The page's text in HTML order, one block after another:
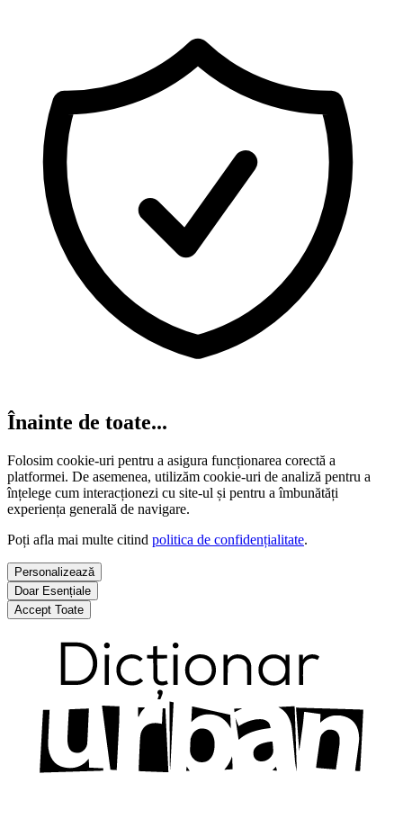
Înainte de toate...
Folosim cookie-uri pentru a asigura funcționarea corectă a
platformei. De asemenea, utilizăm cookie-uri de analiză pentru a
înțelege cum interacționezi cu site-ul și pentru a îmbunătăți
experiența generală de navigare.
Poți afla mai multe citind politica de confidențialitate.
Personalizează
Doar Esențiale
Accept Toate